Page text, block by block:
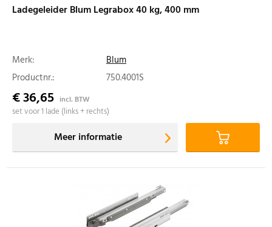
Ladegeleider Blum Legrabox 40 kg, 400 mm
Merk:
Blum
Productnr.:
750.4001S
€ 36,65 incl. BTW
set voor 1 lade (links + rechts)
Meer informatie